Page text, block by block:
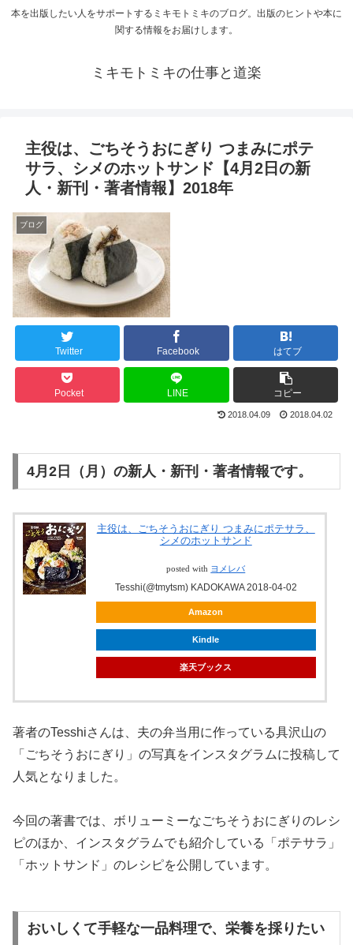
本を出版したい人をサポートするミキモトミキのブログ。出版のヒントや本に
関する情報をお届けします。
ミキモトミキの仕事と道楽
主役は、ごちそうおにぎり つまみにポテ
サラ、シメのホットサンド【4月2日の新
人・新刊・著者情報】2018年
ブログ
Twitter Facebook はてブ
Pocket LINE コピー
2018.04.09 2018.04.02
4月2日（月）の新人・新刊・著者情報です。
主役は、ごちそうおにぎり つまみにポテサラ、
シメのホットサンド
posted with ヨメレバ
Tesshi(@tmytsm) KADOKAWA 2018-04-02
Amazon
Kindle
楽天ブックス
著者のTesshiさんは、夫の弁当用に作っている具沢山の
「ごちそうおにぎり」の写真をインスタグラムに投稿して
人気となりました。
今回の著書では、ボリューミーなごちそうおにぎりのレシ
ピのほか、インスタグラムでも紹介している「ポテサラ」
「ホットサンド」のレシピを公開しています。
おいしくて手軽な一品料理で、栄養を採りたい